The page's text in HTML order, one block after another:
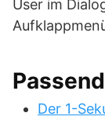
User im
Der 1-